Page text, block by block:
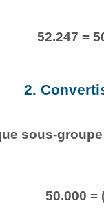
52.247 =
2.
sous-
50.000 =